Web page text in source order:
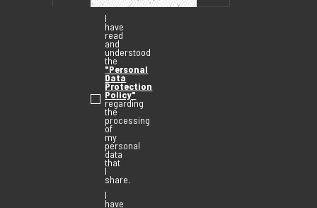
I
have
read
and
understood
the
"Personal
Data
Protection
Policy"
regarding
the
processing
of
my
personal
data
that
I
share.
I
have